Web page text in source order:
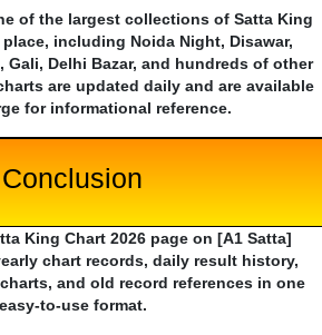
of the largest collections of Satta King
including Noida Night, Disawar,
Gali, Delhi Bazar, and hundreds of other
are updated daily and are available
for informational reference.
Conclusion
King Chart 2026 page on [A1 Satta]
chart records, daily result history,
and old record references in one
easy-to-use format.